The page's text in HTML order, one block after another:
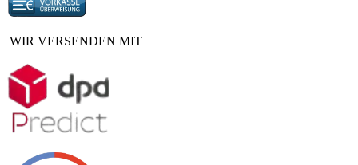
WIR VERSENDEN MIT